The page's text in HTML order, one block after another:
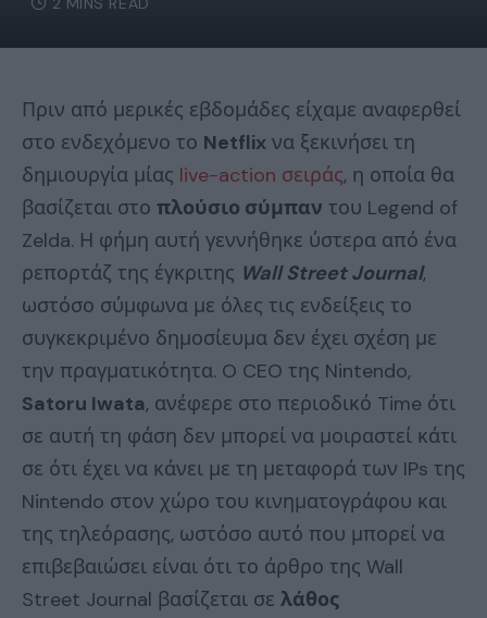
Πριν από μερικές εβδομάδες είχαμε αναφερθεί
στο ενδεχόμενο το Netflix να ξεκινήσει τη
δημιουργία μίας live-action σειράς, η οποία θα
βασίζεται στο πλούσιο σύμπαν του Legend of
Zelda. Η φήμη αυτή γεννήθηκε ύστερα από ένα
ρεπορτάζ της έγκριτης Wall Street Journal,
ωστόσο σύμφωνα με όλες τις ενδείξεις το
συγκεκριμένο δημοσίευμα δεν έχει σχέση με
την πραγματικότητα. O CEO της Nintendo,
Satoru Iwata, ανέφερε στο περιοδικό Time ότι
σε αυτή τη φάση δεν μπορεί να μοιραστεί κάτι
σε ότι έχει να κάνει με τη μεταφορά των IPs της
Nintendo στον χώρο του κινηματογράφου και
της τηλεόρασης, ωστόσο αυτό που μπορεί να
επιβεβαιώσει είναι ότι το άρθρο της Wall
Street Journal βασίζεται σε λάθος